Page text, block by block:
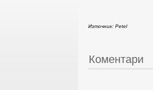
Източник: Petel
Коментари